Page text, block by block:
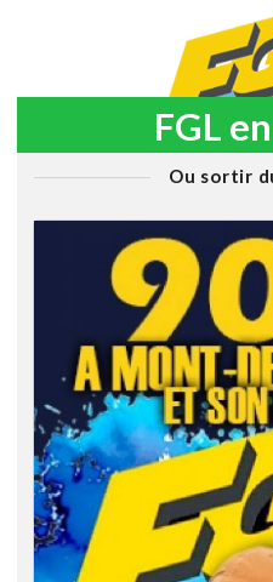
FGL
Ou sortir